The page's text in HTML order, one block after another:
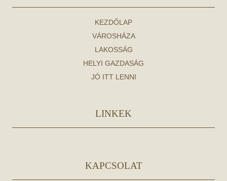
KEZDŐLAP
VÁROSHÁZA
LAKOSSÁG
HELYI GAZDASÁG
JÓ ITT LENNI
LINKEK
KAPCSOLAT